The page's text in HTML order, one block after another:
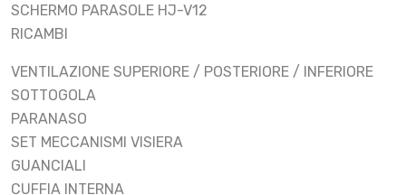
SCHERMO PARASOLE HJ-V12
RICAMBI
VENTILAZIONE SUPERIORE / POSTERIORE / INFERIORE
SOTTOGOLA
PARANASO
SET MECCANISMI VISIERA
GUANCIALI
CUFFIA INTERNA